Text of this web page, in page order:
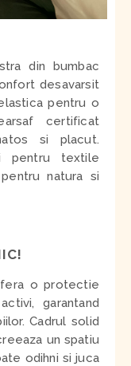
din bumbac
desavarsit
pentru o
certificat
si placut.
pentru textile
natura si
o protectie
garantand
Cadrul solid
un spatiu
odihni si juca